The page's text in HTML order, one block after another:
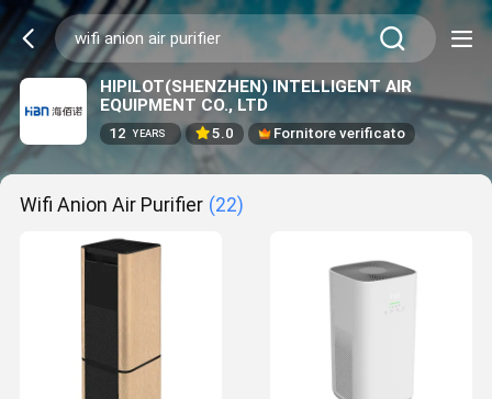
HIPILOT(SHENZHEN) INTELLIGENT AIR
EQUIPMENT CO., LTD
12 YEARS 5.0 Fornitore verificato
Wifi Anion Air Purifier (22)